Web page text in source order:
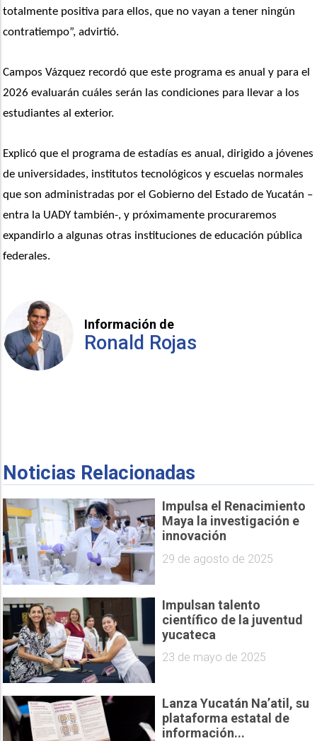
totalmente positiva para ellos, que no vayan a tener ningún
contratiempo”, advirtió.
Campos Vázquez recordó que este programa es anual y para el
2026 evaluarán cuáles serán las condiciones para llevar a los
estudiantes al exterior.
Explicó que el programa de estadías es anual, dirigido a jóvenes
de universidades, institutos tecnológicos y escuelas normales
que son administradas por el Gobierno del Estado de Yucatán –
entra la UADY también-, y próximamente procuraremos
expandirlo a algunas otras instituciones de educación pública
federales.
Información de
Ronald Rojas
Noticias Relacionadas
Impulsa el Renacimiento
Maya la investigación e
innovación
29 de agosto de 2025
Impulsan talento
científico de la juventud
yucateca
23 de mayo de 2025
Lanza Yucatán Na’atil, su
plataforma estatal de
información...